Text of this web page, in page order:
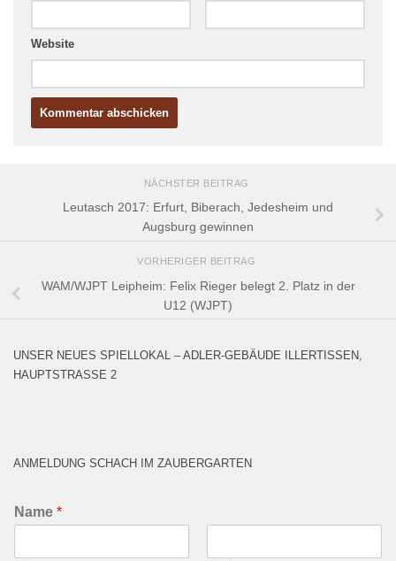
Website
NÄCHSTER BEITRAG
Leutasch 2017: Erfurt, Biberach, Jedesheim und
Augsburg gewinnen
VORHERIGER BEITRAG
WAM/WJPT Leipheim: Felix Rieger belegt 2. Platz in der
U12 (WJPT)
UNSER NEUES SPIELLOKAL – ADLER-GEBÄUDE ILLERTISSEN,
HAUPTSTRASSE 2
ANMELDUNG SCHACH IM ZAUBERGARTEN
Name *